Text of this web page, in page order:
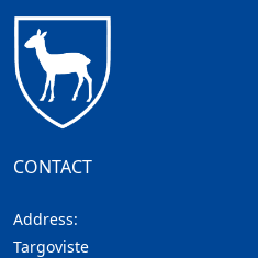
CONTACT
Address:
Targoviste